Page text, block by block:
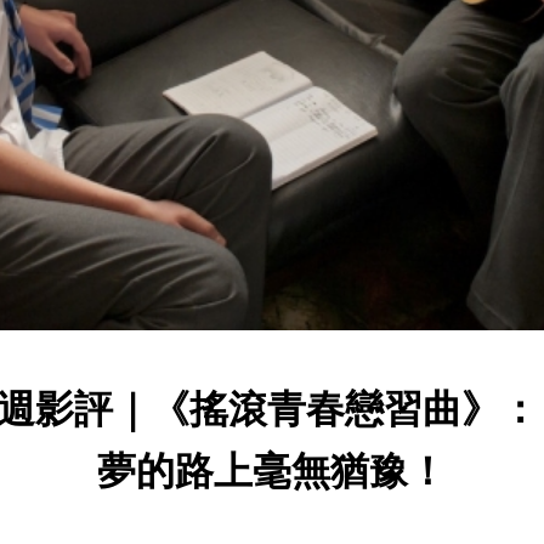
影評｜《搖滾青春戀習曲》
夢的路上毫無猶豫！